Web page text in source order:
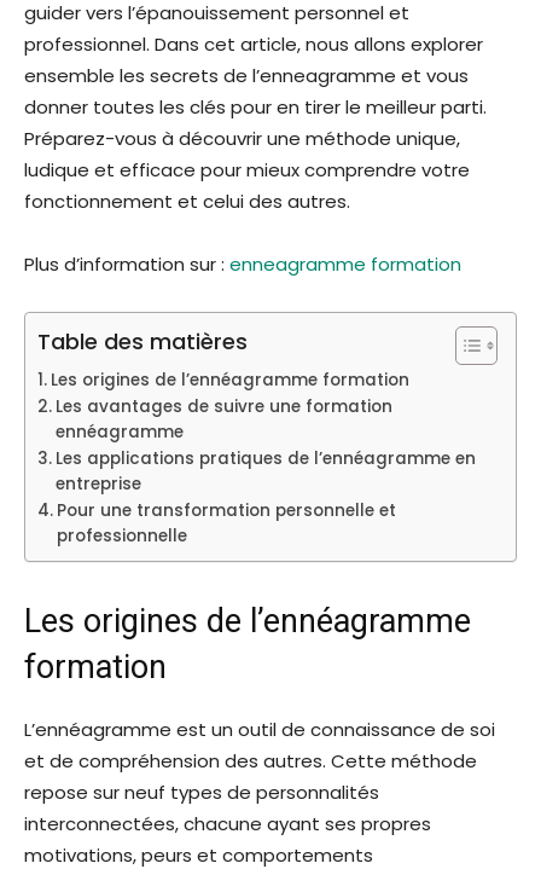
guider vers l’épanouissement personnel et
professionnel. Dans cet article, nous allons explorer
ensemble les secrets de l’enneagramme et vous
donner toutes les clés pour en tirer le meilleur parti.
Préparez-vous à découvrir une méthode unique,
ludique et efficace pour mieux comprendre votre
fonctionnement et celui des autres.
Plus d’information sur : enneagramme formation
Table des matières
Les origines de l’ennéagramme formation
Les avantages de suivre une formation
ennéagramme
Les applications pratiques de l’ennéagramme en
entreprise
Pour une transformation personnelle et
professionnelle
Les origines de l’ennéagramme
formation
L’ennéagramme est un outil de connaissance de soi
et de compréhension des autres. Cette méthode
repose sur neuf types de personnalités
interconnectées, chacune ayant ses propres
motivations, peurs et comportements